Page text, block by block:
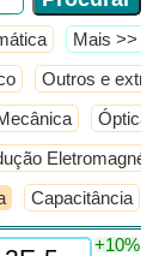
​Mais >>
Outros e extras
Óptica
Capacitância
+10%